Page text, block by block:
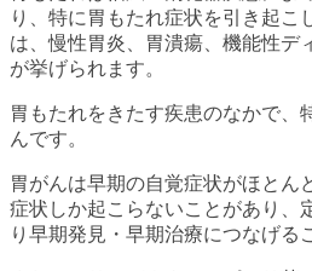
り、特に胃もたれ症状を引き起こ
は、慢性胃炎、胃潰瘍、機能性デ
が挙げられます。
胃もたれをきたす疾患のなかで、
んです。
胃がんは早期の自覚症状がほとん
症状しか起こらないことがあり、
り早期発見・早期治療につなげる